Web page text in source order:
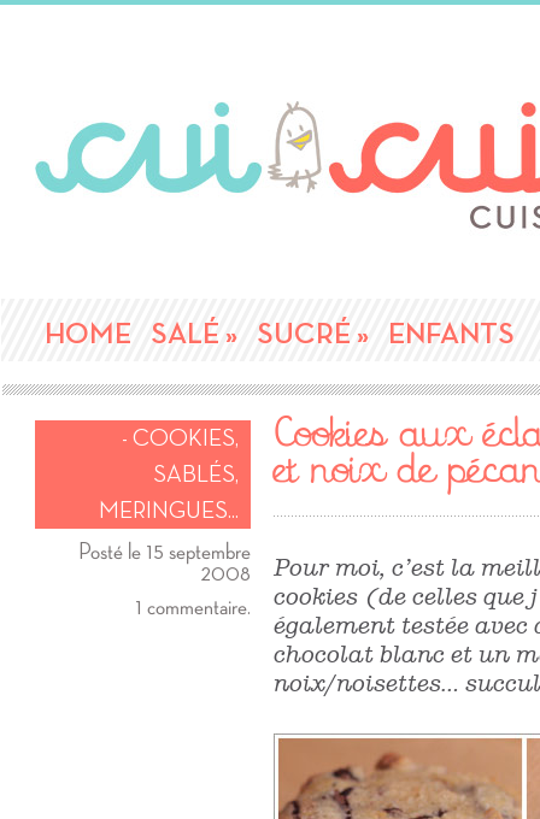
HOME SALÉ » SUCRÉ » ENFANTS
- COOKIES,
SABLÉS,
MERINGUES...
Posté le 15 septembre
2008
1 commentaire.
Cookies aux
et noix de
Pour moi, c’est la
cookies (de celles que
également testée avec
chocolat blanc et un
noix/noisettes…